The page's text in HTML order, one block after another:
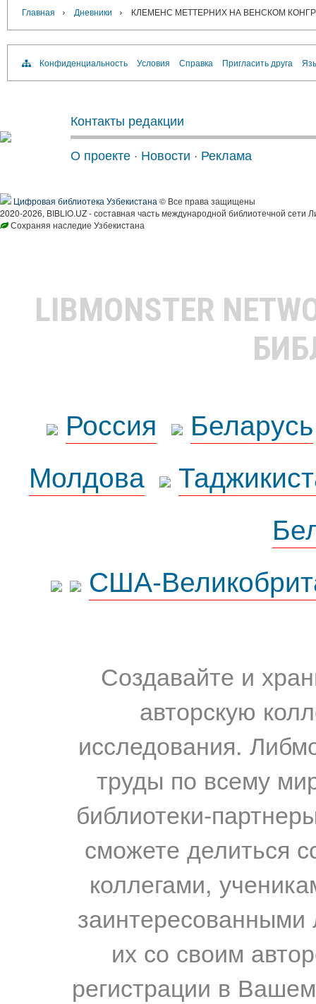
Главная › Дневники › КЛЕМЕНС МЕТТЕРНИХ НА ВЕНСКОМ
Конфиденциальность Условия Справка Пригласить друга
Контакты редакции
О проекте · Новости · Реклама
Цифровая библиотека Узбекистана © Все права защищены
2020-2026, BIBLIO.UZ - составная часть международной библиотечной сети
Сохраняя наследие Узбекистана
LIBMONSTER
Россия
Беларусь
Молдова
США-
Создавайте и
авторскую
исследования.
труды по всему
библиотеки-
сможете делиться
коллегами,
их со своим
регистрации в